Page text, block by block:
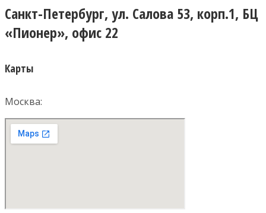
Санкт-Петербург, ул. Салова 53, корп.1, БЦ
«Пионер», офис 22
Карты
Москва: